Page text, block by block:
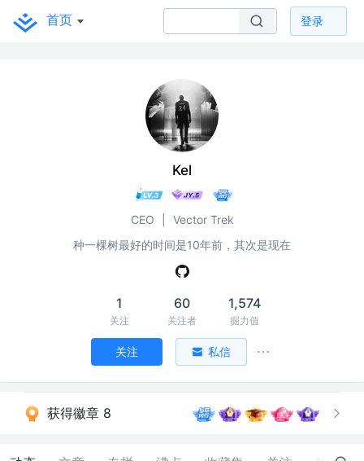
首页 登录
Kel
CEO
Vector Trek
种一棵树最好的时间是10年前，其次是现在
1
关注
60
关注者
1,574
掘力值
关注 私信
获得徽章 8